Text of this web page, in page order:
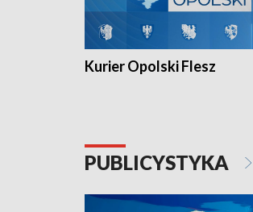
Kurier Opolski Flesz
PUBLICYSTYKA